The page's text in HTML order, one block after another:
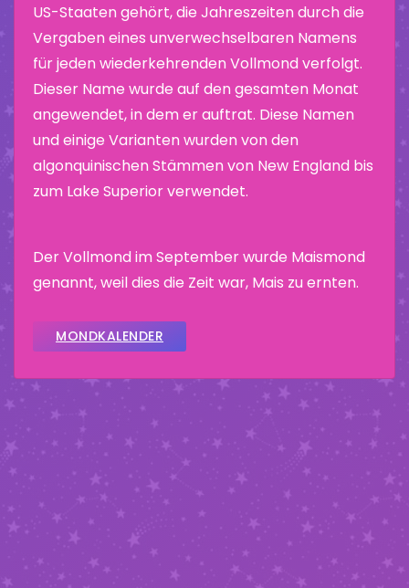
US-Staaten gehört, die Jahreszeiten durch die
Vergaben eines unverwechselbaren Namens
für jeden wiederkehrenden Vollmond verfolgt.
Dieser Name wurde auf den gesamten Monat
angewendet, in dem er auftrat. Diese Namen
und einige Varianten wurden von den
algonquinischen Stämmen von New England bis
zum Lake Superior verwendet.
Der Vollmond im September wurde Maismond
genannt, weil dies die Zeit war, Mais zu ernten.
MONDKALENDER